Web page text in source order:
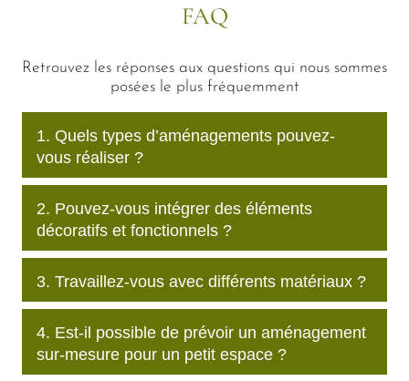
FAQ
Retrouvez les réponses aux questions qui nous sommes
posées le plus fréquemment
1. Quels types d’aménagements pouvez-
vous réaliser ?
2. Pouvez-vous intégrer des éléments
décoratifs et fonctionnels ?
3. Travaillez-vous avec différents matériaux ?
4. Est-il possible de prévoir un aménagement
sur-mesure pour un petit espace ?